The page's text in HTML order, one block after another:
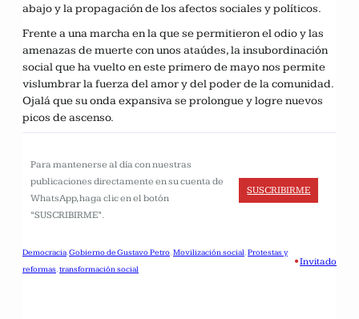
abajo y la propagación de los afectos sociales y políticos.
Frente a una marcha en la que se permitieron el odio y las
amenazas de muerte con unos ataúdes, la insubordinación
social que ha vuelto en este primero de mayo nos permite
vislumbrar la fuerza del amor y del poder de la comunidad.
Ojalá que su onda expansiva se prolongue y logre nuevos
picos de ascenso.
Para mantenerse al día con nuestras
publicaciones directamente en su cuenta de
WhatsApp, haga clic en el botón
“SUSCRIBIRME”.
SUSCRIBIRME
Democracia, Gobierno de Gustavo Petro, Movilización social, Protestas y
reformas, transformación social
•Invitado